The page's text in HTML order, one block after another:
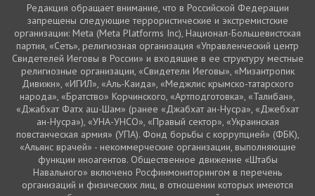
Редакция обращает внимание, что в Российской Федерации
запрещены следующие террористические и экстремистские
организации: Meta (Meta Platforms Inc), Национал-Большевистская
партия, «Сеть», религиозная организация «Управленческий центр
Свидетелей Иеговы в России» и входящие в ее структуру местные
религиозные организации, «Свидетели Иеговы», «Мизантропик
Дивижн», «ИГИЛ», «Аль-Каида», «Меджлис крымско-татарского
народа», «Братство» Корчинского, «Артподготовка», «Талибан»,
«Джабхат Фатх аш-Шам» (ранее «Джабхат ан-Нусра», «Джебхат
ан-Нусра»), «УНА-УНСО», «Правый сектор», «Украинская
повстанческая армия» (УПА). Фонд борьбы с коррупцией» (ФБК),
«Альянс врачей» - некоммерческие организации, выполняющие
функции иноагентов. Общественное движение «Штабы
Навального» включено Росфинмониторингом в перечень
организаций и физических лиц, в отношении которых имеются